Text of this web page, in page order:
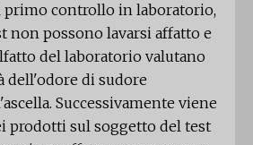
primo controllo in laboratorio,
non possono lavarsi affatto e
del laboratorio valutano
dell'odore di sudore
Successivamente viene
prodotti sul soggetto del test